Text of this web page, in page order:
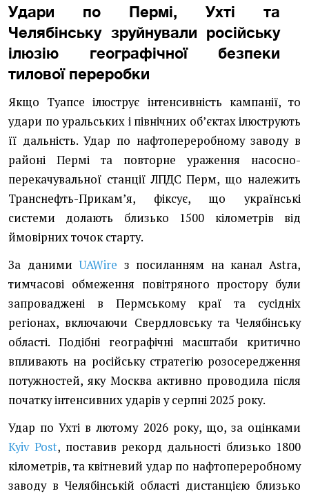
Удари по Пермі, Ухті та
Челябінську зруйнували російську
ілюзію географічної безпеки
тилової переробки
Якщо Туапсе ілюструє інтенсивність кампанії, то
удари по уральських і північних обʼєктах ілюструють
її дальність. Удар по нафтопереробному заводу в
районі Пермі та повторне ураження насосно-
перекачувальної станції ЛПДС Перм, що належить
Транснефть-Прикамʼя, фіксує, що українські
системи долають близько 1500 кілометрів від
ймовірних точок старту.
За данимиUAWire з посиланням на канал Astra,
тимчасові обмеження повітряного простору були
запроваджені в Пермському краї та сусідніх
регіонах, включаючи Свердловську та Челябінську
області. Подібні географічні масштаби критично
впливають на російську стратегію розосередження
потужностей, яку Москва активно проводила після
початку інтенсивних ударів у серпні 2025 року.
Удар по Ухті в лютому 2026 року, що, за оцінками
Kyiv Post, поставив рекорд дальності близько 1800
кілометрів, та квітневий удар по нафтопереробному
заводу в Челябінській області дистанцією близько